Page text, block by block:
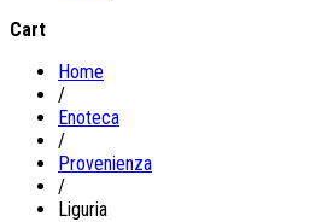
Cart
Home
/
Enoteca
/
Provenienza
/
Liguria